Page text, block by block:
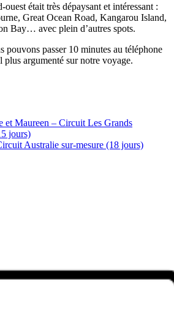
était très dépaysant et intéressant :
Great Ocean Road, Kangarou Island,
Bay… avec plein d’autres spots.
pouvons passer 10 minutes au téléphone
argumenté sur notre voyage.
et Maureen – Circuit Les Grands
jours)
Australie sur-mesure (18 jours)